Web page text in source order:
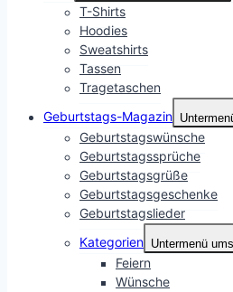
T-Shirts
Hoodies
Sweatshirts
Tassen
Tragetaschen
Geburtstags-Magazin
Geburtstagswünsche
Geburtstagssprüche
Geburtstagsgrüße
Geburtstagsgeschenke
Geburtstagslieder
Kategorien Untermenü
Feiern
Wünsche